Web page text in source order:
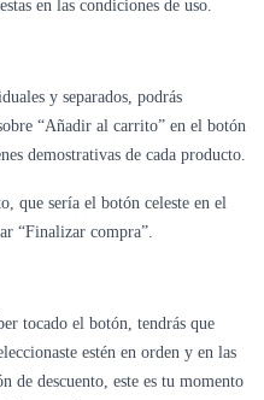
en las condiciones de uso.
y separados, podrás
“Añadir al carrito” en el botón
demostrativas de cada producto.
que sería el botón celeste en el
“Finalizar compra”.
tocado el botón, tendrás que
estén en orden y en las
de descuento, este es tu momento